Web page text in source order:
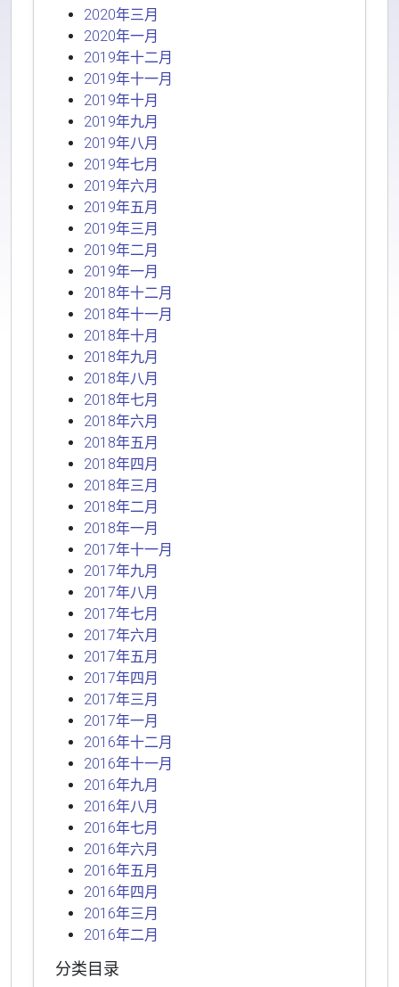
2020年三月
2020年一月
2019年十二月
2019年十一月
2019年十月
2019年九月
2019年八月
2019年七月
2019年六月
2019年五月
2019年三月
2019年二月
2019年一月
2018年十二月
2018年十一月
2018年十月
2018年九月
2018年八月
2018年七月
2018年六月
2018年五月
2018年四月
2018年三月
2018年二月
2018年一月
2017年十一月
2017年九月
2017年八月
2017年七月
2017年六月
2017年五月
2017年四月
2017年三月
2017年一月
2016年十二月
2016年十一月
2016年九月
2016年八月
2016年七月
2016年六月
2016年五月
2016年四月
2016年三月
2016年二月
分类目录